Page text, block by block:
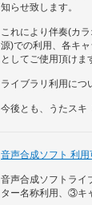
知らせ致します。
これにより伴奏(カ
源)での利用、各キ
としてご使用頂けま
ライブラリ利用につ
今後とも、うたスキ
音声合成ソフト 利
音声合成ソフトライ
ター名称利用、③キ